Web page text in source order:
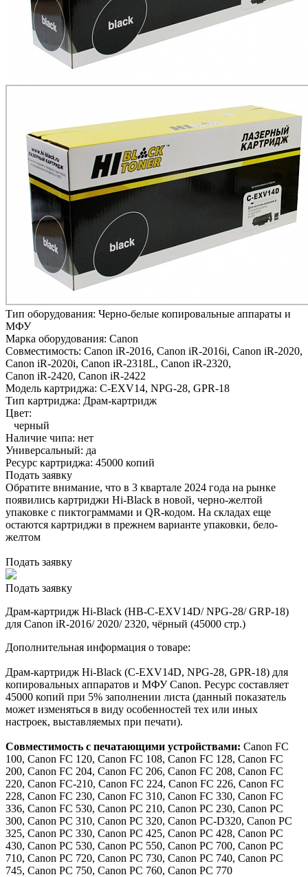
Тип оборудования: Черно-белые копировальные аппараты и
МФУ
Марка оборудования: Canon
Совместимость: Canon iR-2016, Canon iR-2016i, Canon iR-2020,
Canon iR-2020i, Canon iR-2318L, Canon iR-2320,
Canon iR-2420, Canon iR-2422
Модель картриджа: C-EXV14, NPG-28, GPR-18
Тип картриджа: Драм-картридж
Цвет:
черный
Наличие чипа: нет
Универсальный: да
Ресурс картриджа: 45000 копий
Подать заявку
Обратите внимание, что в 3 квартале 2024 года на рынке
появились картриджи Hi-Black в новой, черно-желтой
упаковке с пиктограммами и QR-кодом. На складах еще
остаются картриджи в прежнем варианте упаковки, бело-
желтом
Подать заявку
Подать заявку
Драм-картридж Hi-Black (HB-C-EXV14D/ NPG-28/ GRP-18)
для Canon iR-2016/ 2020/ 2320, чёрный (45000 стр.)
Дополнительная информация о товаре:
Драм-картридж Hi-Black (C-EXV14D, NPG-28, GPR-18) для
копировальных аппаратов и МФУ Canon. Ресурс составляет
45000 копий при 5% заполнении листа (данный показатель
может изменяться в виду особенностей тех или иных
настроек, выставляемых при печати).
Совместимость с печатающими устройствами: Canon FC
100, Canon FC 120, Canon FC 108, Canon FC 128, Canon FC
200, Canon FC 204, Canon FC 206, Canon FC 208, Canon FC
220, Canon FC-210, Canon FC 224, Canon FC 226, Canon FC
228, Canon FC 230, Canon FC 310, Canon FC 330, Canon FC
336, Canon FC 530, Canon PC 210, Canon PC 230, Canon PC
300, Canon PC 310, Canon PC 320, Canon PC-D320, Canon PC
325, Canon PC 330, Canon PC 425, Canon PC 428, Canon PC
430, Canon PC 530, Canon PC 550, Canon PC 700, Canon PC
710, Canon PC 720, Canon PC 730, Canon PC 740, Canon PC
745, Canon PC 750, Canon PC 760, Canon PC 770